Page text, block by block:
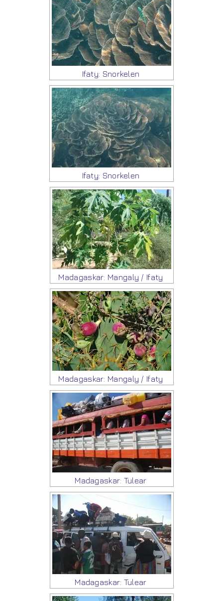
Ifaty: Snorkelen
Ifaty: Snorkelen
Madagaskar: Mangaly / Ifaty
Madagaskar: Mangaly / Ifaty
Madagaskar: Tulear
Madagaskar: Tulear